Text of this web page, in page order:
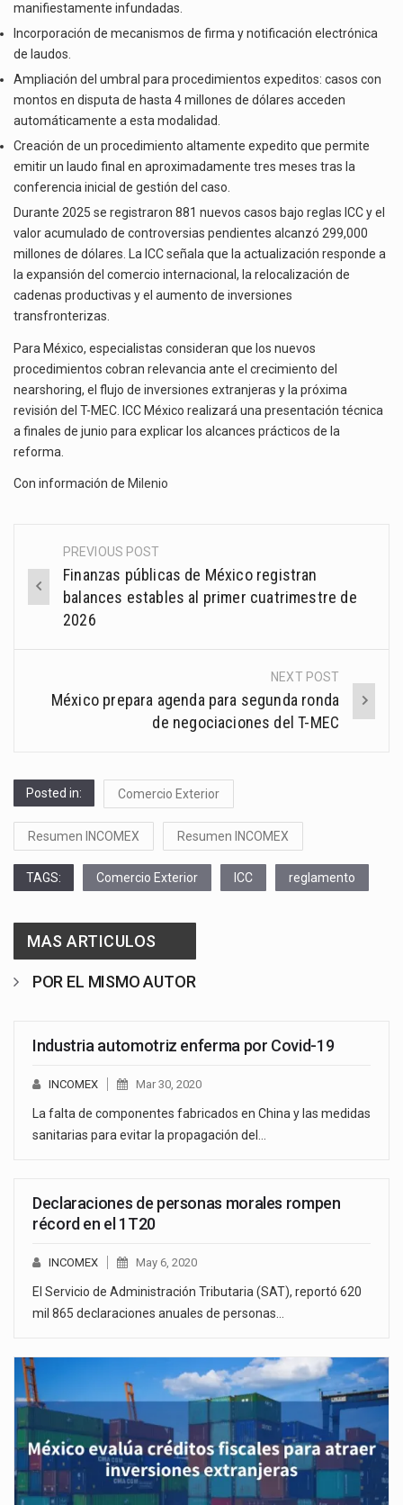
manifiestamente infundadas.
Incorporación de mecanismos de firma y notificación electrónica
de laudos.
Ampliación del umbral para procedimientos expeditos: casos con
montos en disputa de hasta 4 millones de dólares acceden
automáticamente a esta modalidad.
Creación de un procedimiento altamente expedito que permite
emitir un laudo final en aproximadamente tres meses tras la
conferencia inicial de gestión del caso.
Durante 2025 se registraron 881 nuevos casos bajo reglas ICC y el
valor acumulado de controversias pendientes alcanzó 299,000
millones de dólares. La ICC señala que la actualización responde a
la expansión del comercio internacional, la relocalización de
cadenas productivas y el aumento de inversiones
transfronterizas.
Para México, especialistas consideran que los nuevos
procedimientos cobran relevancia ante el crecimiento del
nearshoring, el flujo de inversiones extranjeras y la próxima
revisión del T-MEC. ICC México realizará una presentación técnica
a finales de junio para explicar los alcances prácticos de la
reforma.
Con información de Milenio
Post
navigation
PREVIOUS POST
Finanzas públicas de México registran
balances estables al primer cuatrimestre de
2026
NEXT POST
México prepara agenda para segunda ronda
de negociaciones del T-MEC
Posted in: Comercio Exterior
Resumen INCOMEX Resumen INCOMEX
TAGS: Comercio Exterior ICC reglamento
MAS ARTICULOS
POR EL MISMO AUTOR
Industria automotriz enferma por Covid-19
INCOMEX Mar 30, 2020
La falta de componentes fabricados en China y las medidas
sanitarias para evitar la propagación del…
Declaraciones de personas morales rompen
récord en el 1T20
INCOMEX May 6, 2020
El Servicio de Administración Tributaria (SAT), reportó 620
mil 865 declaraciones anuales de personas…